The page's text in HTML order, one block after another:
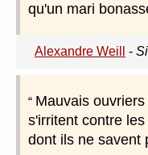
qu'un mari
Alexandre Weill -
Mauvais
s'irritent contre
dont ils ne savent